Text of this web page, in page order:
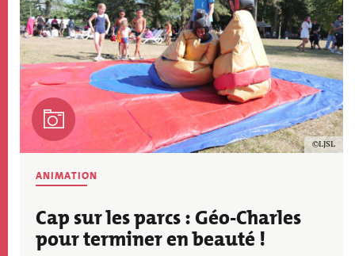
LJSL
THÉMATIQUE
ANIMATION
Cap sur les parcs : Géo-Charles
pour terminer en beauté !